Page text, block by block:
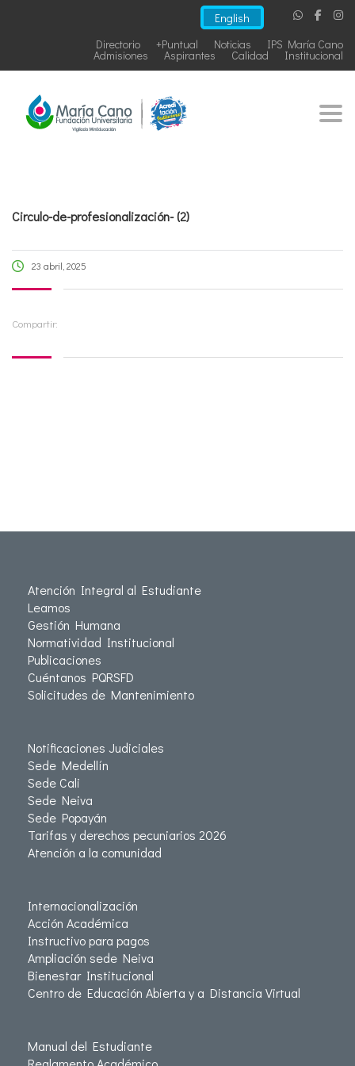
English
IPS María Cano
Noticias
+Puntual
Directorio
Institucional
Calidad
Aspirantes
Admisiones
Circulo-de-profesionalización- (2)
23 abril, 2025
Compartir:
Atención Integral al Estudiante
Leamos
Gestión Humana
Normatividad Institucional
Publicaciones
Cuéntanos PQRSFD
Solicitudes de Mantenimiento
Notificaciones Judiciales
Sede Medellín
Sede Cali
Sede Neiva
Sede Popayán
Tarifas y derechos pecuniarios 2026
Atención a la comunidad
Internacionalización
Acción Académica
Instructivo para pagos
Ampliación sede Neiva
Bienestar Institucional
Centro de Educación Abierta y a Distancia Virtual
Manual del Estudiante